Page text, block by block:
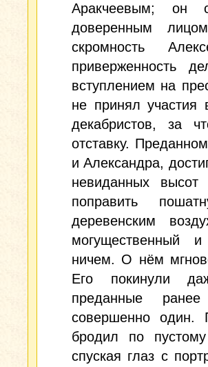
Аракчеевым; он
доверенным
скромность
приверженность
вступлением на
не принял участия
декабристов, за
отставку.
и Александра,
невиданных
поправить
деревенским
могущественный
ничем. О нём
Его покинули
преданные
совершенно один.
бродил по
спуская глаз с